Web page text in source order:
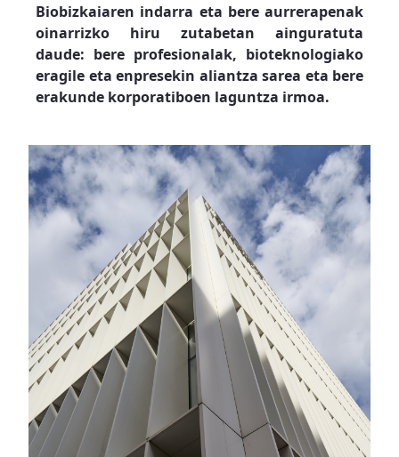
Biobizkaiaren indarra eta bere aurrerapenak
oinarrizko hiru zutabetan ainguratuta
daude: bere profesionalak, bioteknologiako
eragile eta enpresekin aliantza sarea eta bere
erakunde korporatiboen laguntza irmoa.